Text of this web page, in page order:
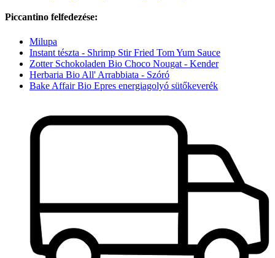
Piccantino felfedezése:
Milupa
Instant tészta - Shrimp Stir Fried Tom Yum Sauce
Zotter Schokoladen Bio Choco Nougat - Kender
Herbaria Bio All' Arrabbiata - Szóró
Bake Affair Bio Epres energiagolyó sütőkeverék